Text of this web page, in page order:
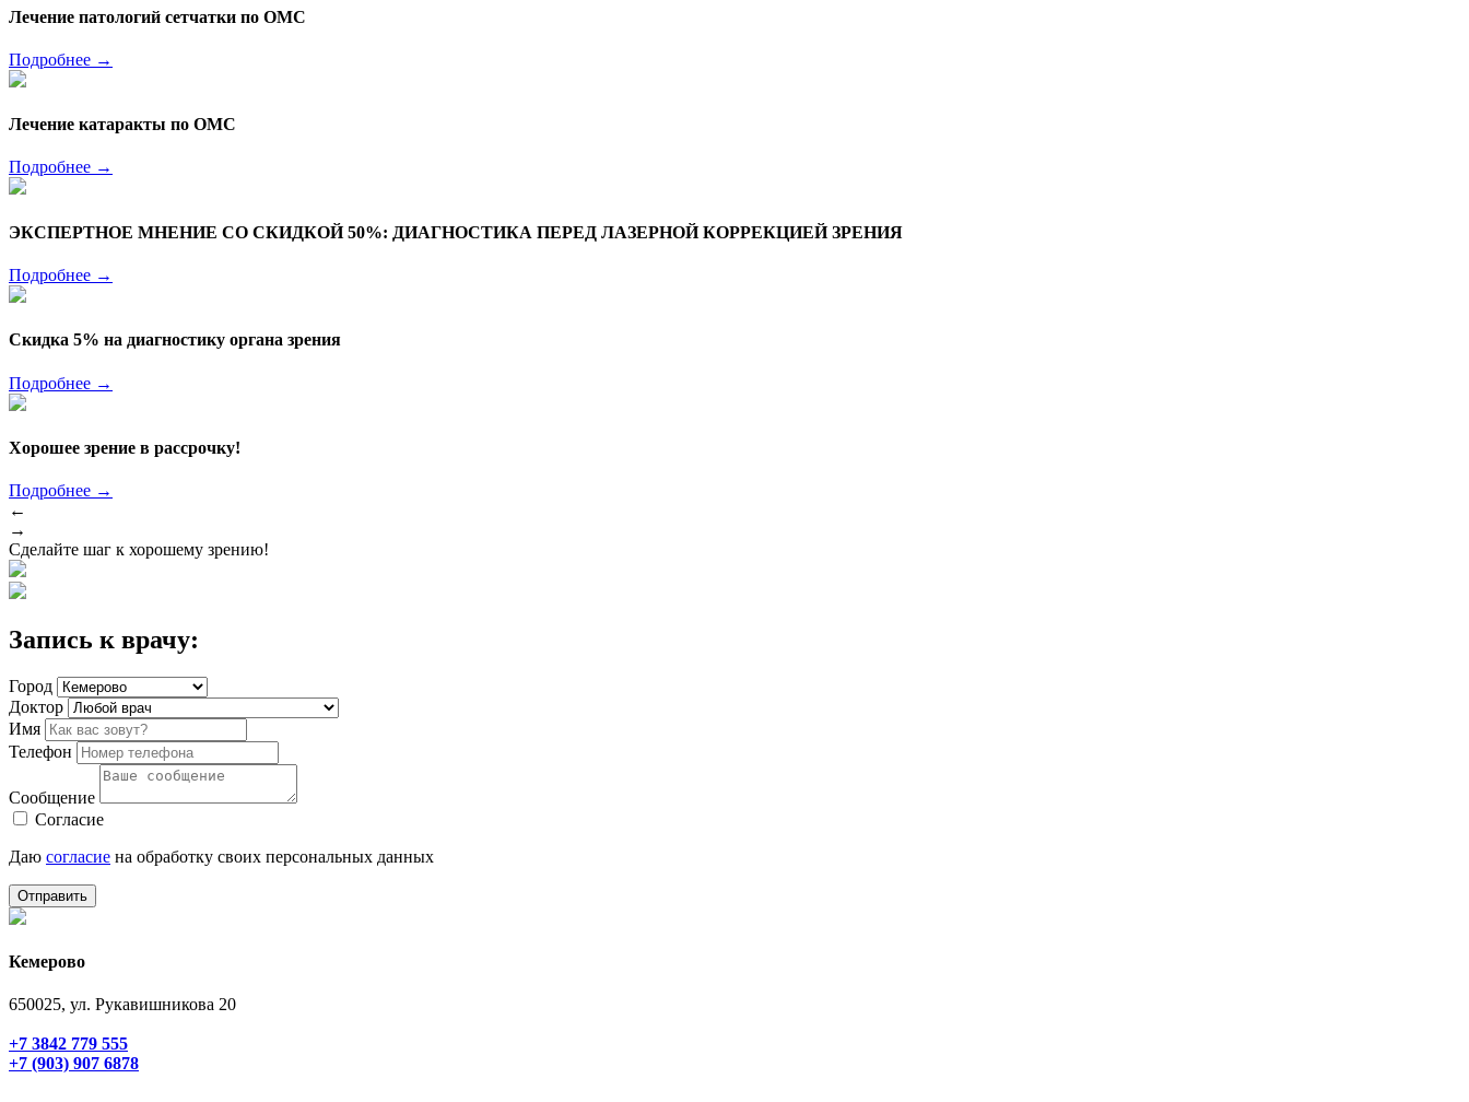
Лечение патологий сетчатки по ОМС
Подробнее →
Лечение катаракты по ОМС
Подробнее →
ЭКСПЕРТНОЕ МНЕНИЕ СО СКИДКОЙ 50%: ДИАГНОСТИКА ПЕРЕД ЛАЗЕРНОЙ КОРРЕКЦИЕЙ ЗРЕНИЯ
Подробнее →
Скидка 5% на диагностику органа зрения
Подробнее →
Хорошее зрение в рассрочку!
Подробнее →
←
→
Сделайте шаг к хорошему зрению!
Запись к врачу:
Город
Доктор
Имя
Телефон
Сообщение
Согласие
Даю согласие на обработку своих персональных данных
Отправить
Кемерово
650025, ул. Рукавишникова 20
+7 3842 779 555
+7 (903) 907 6878